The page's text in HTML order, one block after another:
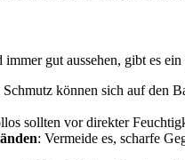
gut aussehen, gibt es ein
Schmutz können sich auf den
sollten vor direkter
: Vermeide es, scharfe